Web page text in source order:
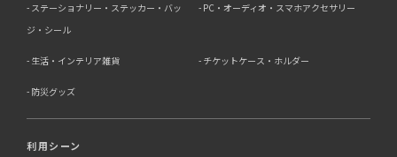
ステーショナリー・ステッカー・バッ
ジ・シール
PC・オーディオ・スマホアクセサリー
生活・インテリア雑貨 チケットケース・ホルダー
防災グッズ
利用シーン